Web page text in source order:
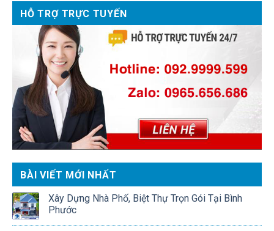
HỖ TRỢ TRỰC TUYẾN
BÀI VIẾT MỚI NHẤT
Xây Dựng Nhà Phố, Biệt Thự Trọn Gói Tại Bình
Phước